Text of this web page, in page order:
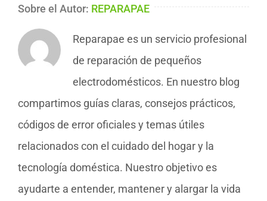
Sobre el Autor: REPARAPAE
Reparapae es un servicio profesional
de reparación de pequeños
electrodomésticos. En nuestro blog
compartimos guías claras, consejos prácticos,
códigos de error oficiales y temas útiles
relacionados con el cuidado del hogar y la
tecnología doméstica. Nuestro objetivo es
ayudarte a entender, mantener y alargar la vida